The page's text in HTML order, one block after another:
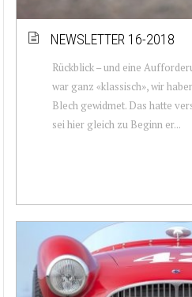
NEWSLETTER 16-2018
Rückblick – und eine
war ganz «klassisch», wir
Blech gewidmet. Das hatte
sei hier gleich zu Beginn er...